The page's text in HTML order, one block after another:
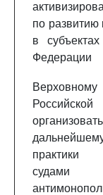
по развитию
в
Федерации
практики
судами